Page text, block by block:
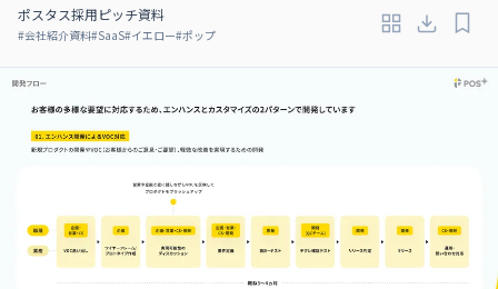
ポスタス採用ピッチ資料
#会社紹介資料#SaaS#イエロー#ポップ